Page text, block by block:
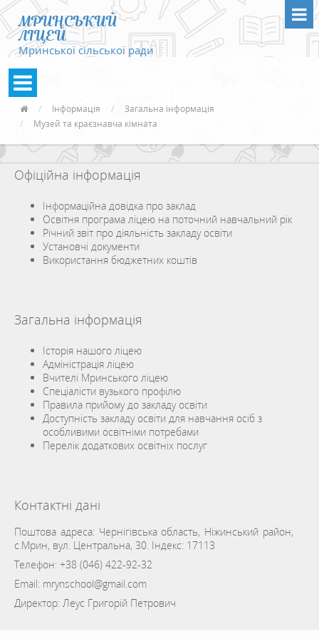
МРИНСЬКИЙ
ЛІЦЕЙ
Мринської сільської ради
Інформація
Загальна інформація
Музей та краєзнавча кімната
Офіційна інформація
Інформаційна довідка про заклад
Освітня програма ліцею на поточний навчальний рік
Річний звіт про діяльність закладу освіти
Установчі документи
Використання бюджетних коштів
Загальна інформація
Історія нашого ліцею
Адміністрація ліцею
Вчителі Мринського ліцею
Спеціалісти вузького профілю
Правила прийому до закладу освіти
Доступність закладу освіти для навчання осіб з
особливими освітніми потребами
Перелік додаткових освітніх послуг
Контактні дані
Поштова адреса: Чернігівська область, Ніжинський район,
с.Мрин, вул. Центральна, 30. Індекс: 17113
Телефон: +38 (046) 422-92-32
Email: mrynschool@gmail.com
Директор: Леус Григорій Петрович